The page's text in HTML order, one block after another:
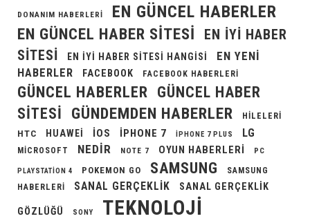
DONANIM HABERLERI EN GÜNCEL HABERLER
EN GÜNCEL HABER SITESI
EN IYI HABER
SITESI
EN IYI HABER SITESI HANGISI
EN YENI
HABERLER
FACEBOOK FACEBOOK HABERLERI
GÜNCEL HABERLER
GÜNCEL HABER
SITESI
GÜNDEMDEN HABERLER
HILELERI
HTC
HUAWEI IOS IPHONE 7 IPHONE 7 PLUS LG
MICROSOFT NEDIR NOTE 7 OYUN HABERLERI PC
PLAYSTATION 4 POKEMON GO SAMSUNG
SAMSUNG
HABERLERI
SANAL GERÇEKLIK SANAL GERÇEKLIK
GÖZLÜĞÜ SONY
TEKNOLOJI